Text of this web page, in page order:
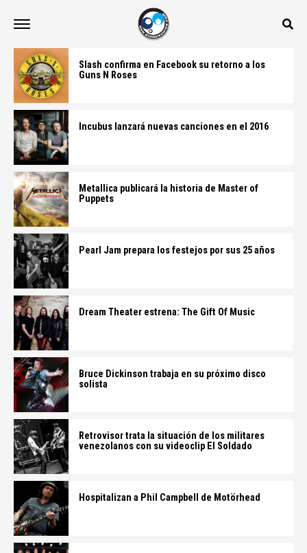
Slash confirma en Facebook su retorno a los
Guns N Roses
Incubus lanzará nuevas canciones en el 2016
Metallica publicará la historia de Master of
Puppets
Pearl Jam prepara los festejos por sus 25 años
Dream Theater estrena: The Gift Of Music
Bruce Dickinson trabaja en su próximo disco
solista
Retrovisor trata la situación de los militares
venezolanos con su videoclip El Soldado
Hospitalizan a Phil Campbell de Motörhead